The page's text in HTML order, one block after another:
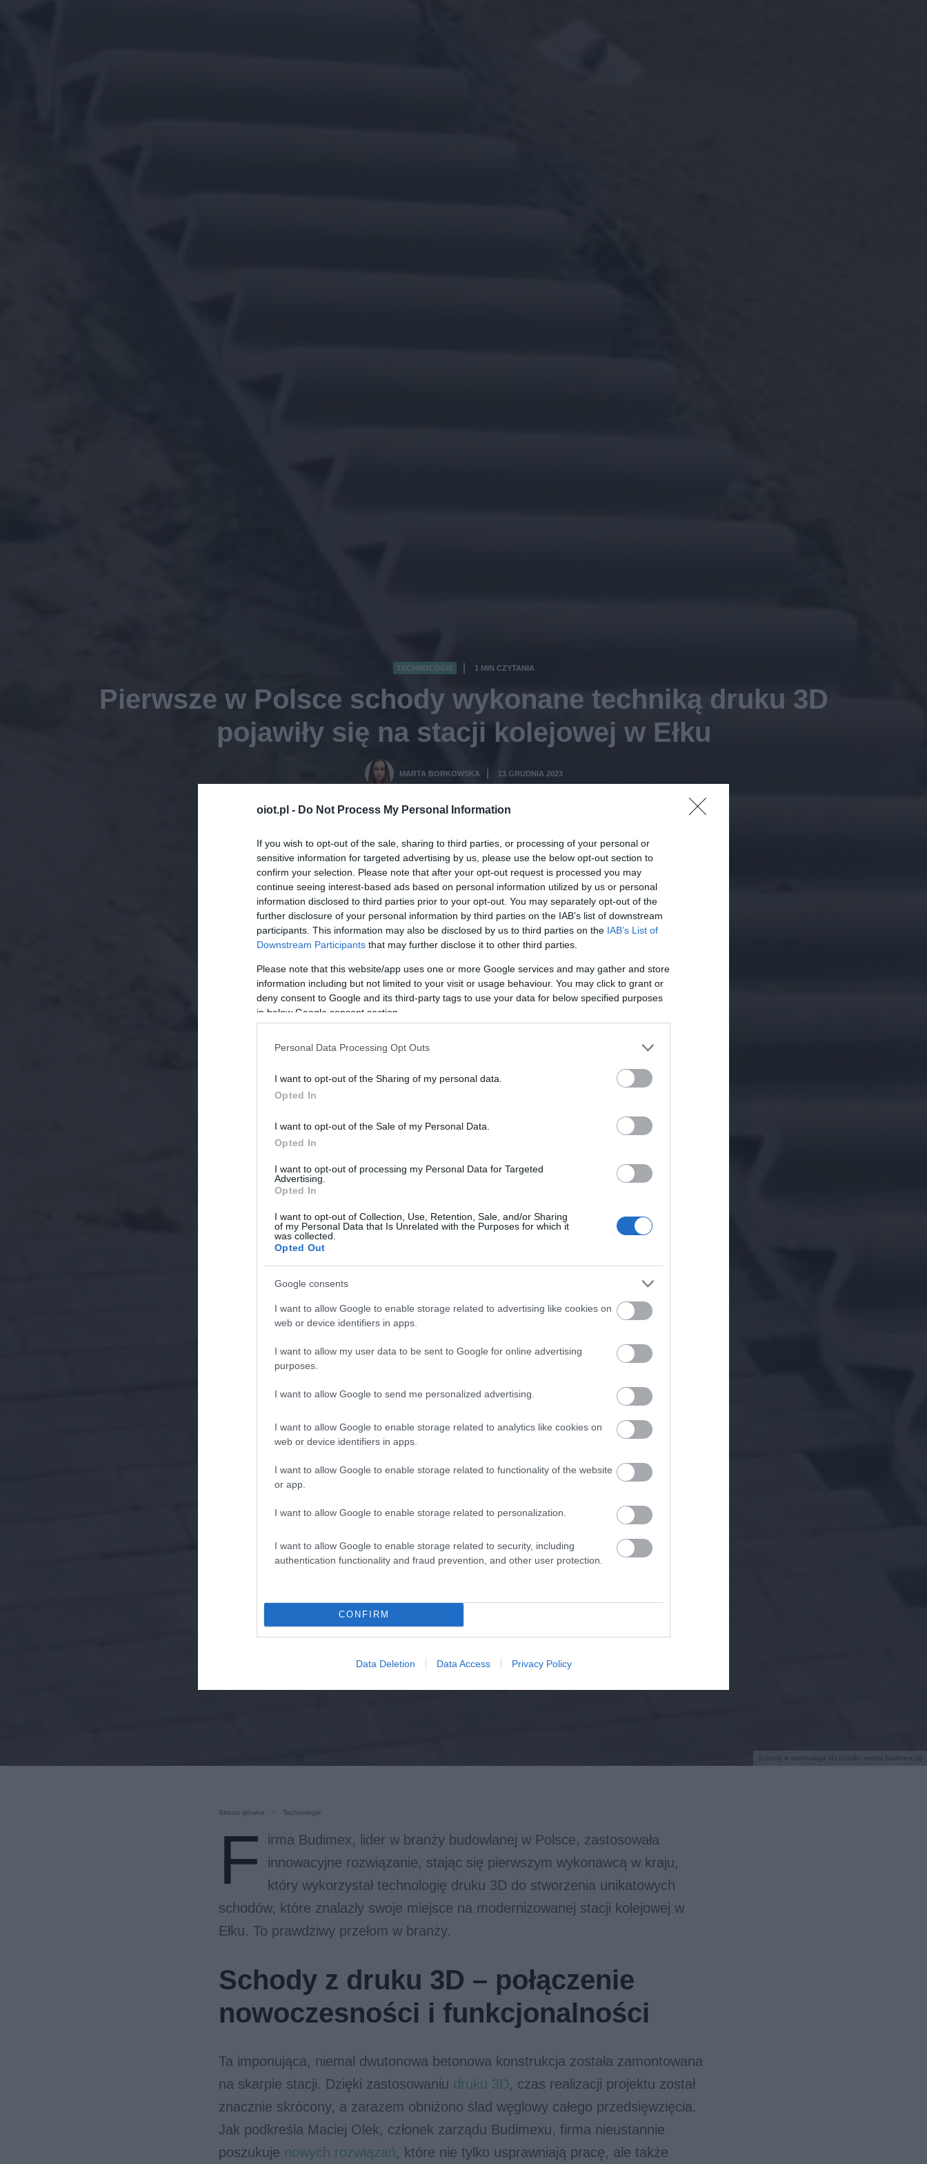
oiot.pl - Do Not Process My Personal Information
If you wish to opt-out of the sale, sharing to third parties, or processing of your personal or
sensitive information for targeted advertising by us, please use the below opt-out section to
confirm your selection. Please note that after your opt-out request is processed you may
continue seeing interest-based ads based on personal information utilized by us or personal
information disclosed to third parties prior to your opt-out. You may separately opt-out of the
further disclosure of your personal information by third parties on the IAB’s list of downstream
participants. This information may also be disclosed by us to third parties on the IAB’s List of
Downstream Participants that may further disclose it to other third parties.
Please note that this website/app uses one or more Google services and may gather and store
information including but not limited to your visit or usage behaviour. You may click to grant or
deny consent to Google and its third-party tags to use your data for below specified purposes
in below Google consent section.
Personal Data Processing Opt Outs
I want to opt-out of the Sharing of my personal data.
Opted In
I want to opt-out of the Sale of my Personal Data.
Opted In
I want to opt-out of processing my Personal Data for Targeted
Advertising.
Opted In
I want to opt-out of Collection, Use, Retention, Sale, and/or Sharing
of my Personal Data that Is Unrelated with the Purposes for which it
was collected.
Opted Out
Google consents
I want to allow Google to enable storage related to advertising like cookies on
web or device identifiers in apps.
I want to allow my user data to be sent to Google for online advertising
purposes.
I want to allow Google to send me personalized advertising.
I want to allow Google to enable storage related to analytics like cookies on
web or device identifiers in apps.
I want to allow Google to enable storage related to functionality of the website
or app.
I want to allow Google to enable storage related to personalization.
I want to allow Google to enable storage related to security, including
authentication functionality and fraud prevention, and other user protection.
CONFIRM
Data Deletion Data Access Privacy Policy
Schody w technologii 3D (źródło: media.budimex.pl)
TECHNOLOGIE 1 MIN CZYTANIA
Pierwsze w Polsce schody wykonane techniką druku 3D
pojawiły się na stacji kolejowej w Ełku
MARTA BORKOWSKA 13 GRUDNIA 2023
Strona główna Technologie
F
irma Budimex, lider w branży budowlanej w Polsce, zastosowała
innowacyjne rozwiązanie, stając się pierwszym wykonawcą w kraju,
który wykorzystał technologię druku 3D do stworzenia unikatowych
schodów, które znalazły swoje miejsce na modernizowanej stacji kolejowej w
Ełku. To prawdziwy przełom w branży.
Schody z druku 3D – połączenie
nowoczesności i funkcjonalności
Ta imponująca, niemal dwutonowa betonowa konstrukcja została zamontowana
na skarpie stacji. Dzięki zastosowaniu druku 3D, czas realizacji projektu został
znacznie skrócony, a zarazem obniżono ślad węglowy całego przedsięwzięcia.
Jak podkreśla Maciej Olek, członek zarządu Budimexu, firma nieustannie
poszukuje nowych rozwiązań, które nie tylko usprawniają pracę, ale także